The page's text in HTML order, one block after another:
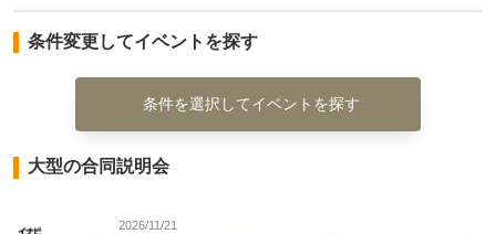
条件変更してイベントを探す
条件を選択してイベントを探す
大型の合同説明会
2026/11/21